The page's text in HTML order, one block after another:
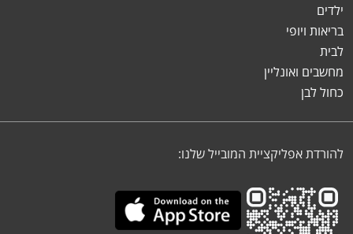
ילדים
בריאות ויופי
לבית
מחשבים ואונליין
כחול לבן
להורדת אפליקציית המובייל שלנו: